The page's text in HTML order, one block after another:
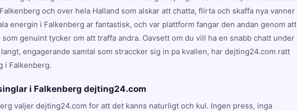
och over hela Halland som alskar att chatta, flirta och skaffa nya vanner
energin i Falkenberg ar fantastisk, och var plattform fangar den andan genom att
som genuint tycker om att traffa andra. Oavsett om du vill ha en snabb chatt under
engagerande samtal som straccker sig in pa kvallen, har dejting24.com ratt
i Falkenberg.
i Falkenberg dejting24.com
valjer dejting24.com for att det kanns naturligt och kul. Ingen press, inga